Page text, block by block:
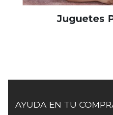
Juguetes
AYUDA EN TU